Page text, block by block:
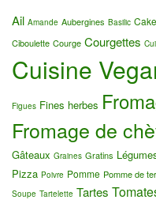
Ail Amande Aubergines Basilic Cake
Ciboulette Courge Courgettes
Cuisine
Figues Fines herbes
Fromage de
Gâteaux Graines Gratins
Pizza Poivre Pomme Pomme de
Soupe Tartelette Tartes